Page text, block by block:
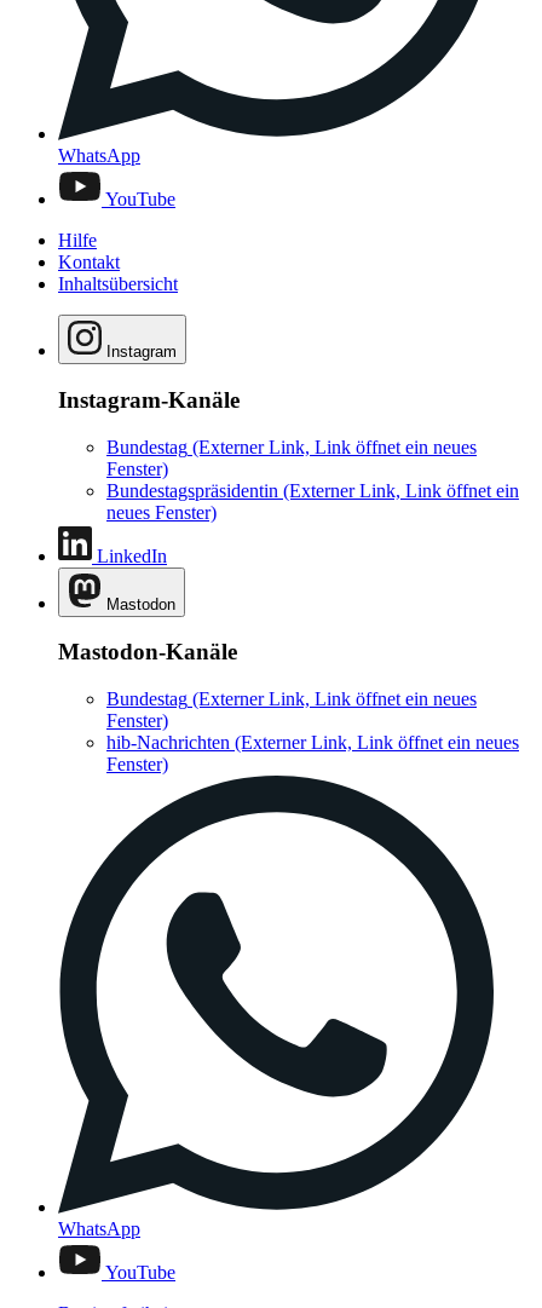
WhatsApp
YouTube
Hilfe
Kontakt
Inhaltsübersicht
Instagram
Instagram-Kanäle
Bundestag (Externer Link, Link öffnet ein neues
Fenster)
Bundestagspräsidentin (Externer Link, Link öffnet ein
neues Fenster)
LinkedIn
Mastodon
Mastodon-Kanäle
Bundestag (Externer Link, Link öffnet ein neues
Fenster)
hib-Nachrichten (Externer Link, Link öffnet ein neues
Fenster)
WhatsApp
YouTube